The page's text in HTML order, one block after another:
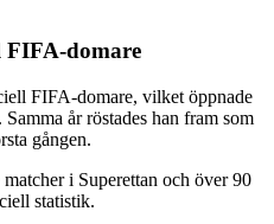
domare
FIFA-domare, vilket öppnade
år röstades han fram som
gången.
i Superettan och över 90
statistik.